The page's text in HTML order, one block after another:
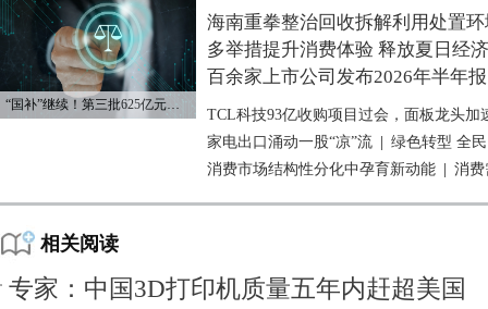
“国补”继续！第三批625亿元资金已下达
海南重拳整治回收拆解利用处置
多举措提升消费体验 释放夏日经
百余家上市公司发布2026年半年报
TCL科技93亿收购项目过会，面板龙头加
家电出口涌动一股“凉”流
绿色转型 全
消费市场结构性分化中孕育新动能
消费
相关阅读
专家：中国3D打印机质量五年内赶超美国